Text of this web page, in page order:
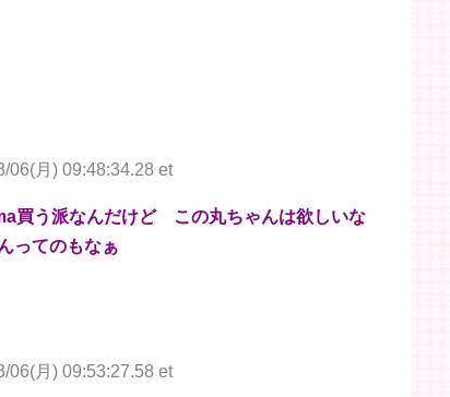
06(月) 09:48:34.28 et
買う派なんだけど この丸ちゃんは欲しいな
ってのもなぁ
06(月) 09:53:27.58 et